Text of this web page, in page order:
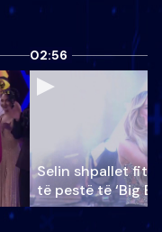
02:56
Selin shpallet
të pestë të ‘Big